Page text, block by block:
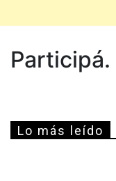
Participá.
Lo más leído